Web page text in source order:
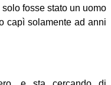
fosse stato un uomo
capì solamente ad anni